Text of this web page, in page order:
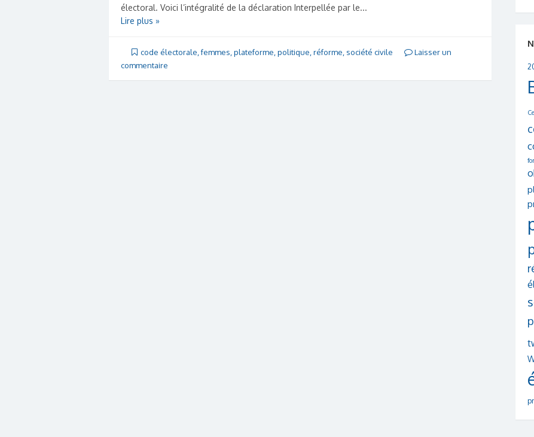
électoral. Voici l’intégralité de la déclaration Interpellée par le...
Lire plus »
code électorale ,femmes plateforme politique réforme société civile
Laisser un
commentaire